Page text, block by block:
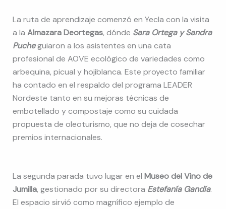
La ruta de aprendizaje comenzó en Yecla con la visita
a la Almazara Deortegas, dónde Sara Ortega y Sandra
Pucheguiaron a los asistentes en una cata
profesional de AOVE ecológico de variedades como
arbequina, picual y hojiblanca. Este proyecto familiar
ha contado en el respaldo del programa LEADER
Nordeste tanto en su mejoras técnicas de
embotellado y compostaje como su cuidada
propuesta de oleoturismo, que no deja de cosechar
premios internacionales.
La segunda parada tuvo lugar en el Museo del Vino de
Jumilla, gestionado por su directora Estefanía Gandía.
El espacio sirvió como magnífico ejemplo de